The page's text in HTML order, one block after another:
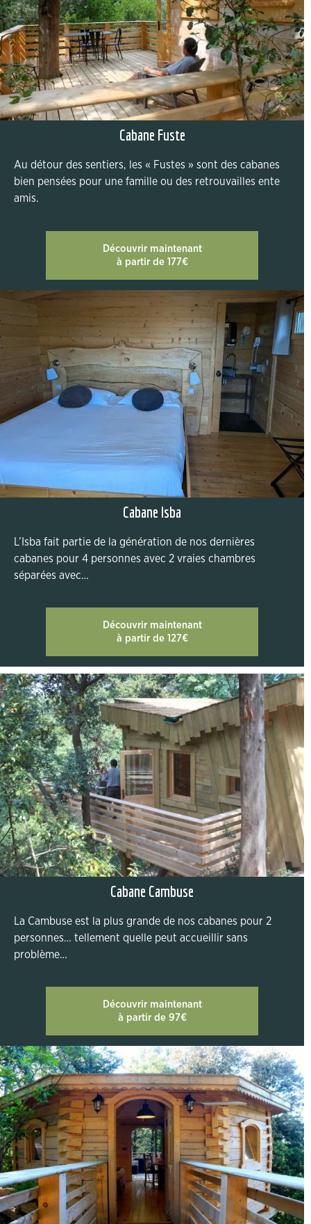
Cabane Fuste
Au détour des sentiers, les « Fustes » sont des cabanes
bien pensées pour une famille ou des retrouvailles ente
amis.
Découvrir maintenant
à partir de 177€
Cabane Isba
L’Isba fait partie de la génération de nos dernières
cabanes pour 4 personnes avec 2 vraies chambres
séparées avec…
Découvrir maintenant
à partir de 127€
Cabane Cambuse
La Cambuse est la plus grande de nos cabanes pour 2
personnes… tellement quelle peut accueillir sans
problème…
Découvrir maintenant
à partir de 97€